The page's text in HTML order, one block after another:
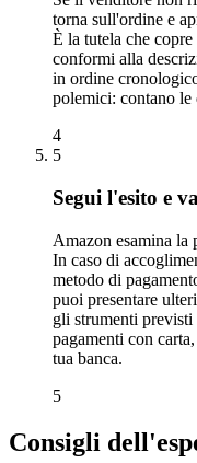
torna sull'ordine e
È la tutela che
conformi alla
in ordine
polemici: contano le
4
5
Segui l'esito e
Amazon esamina la
In caso di
metodo di
puoi presentare
gli strumenti previsti
pagamenti con
tua banca.
5
Consigli